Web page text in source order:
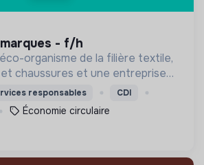
marques - f/h
organisme de la filière textile,
chaussures et une entreprise
lucratif, agréée, depuis 2009, par
Transition écologique.
responsables CDI
Économie circulaire